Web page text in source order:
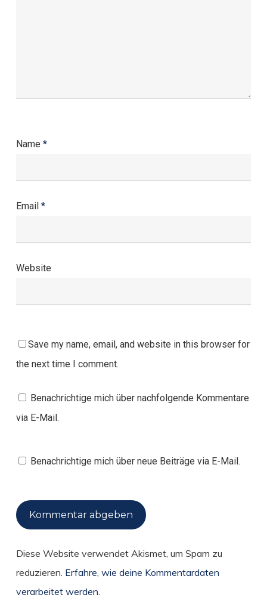
Name *
Email *
Website
Save my name, email, and website in this browser for
the next time I comment.
Benachrichtige mich über nachfolgende Kommentare
via E-Mail.
Benachrichtige mich über neue Beiträge via E-Mail.
Diese Website verwendet Akismet, um Spam zu
reduzieren. Erfahre, wie deine Kommentardaten
verarbeitet werden.